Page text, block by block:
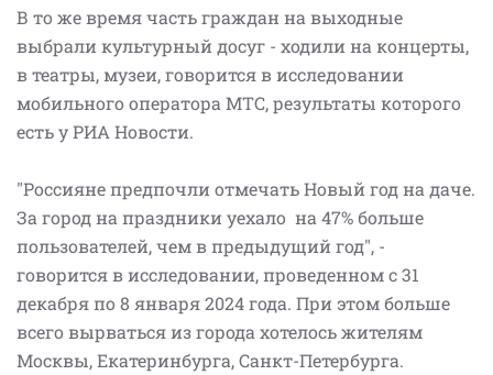
В то же время часть граждан на выходные
выбрали культурный досуг - ходили на концерты,
в театры, музеи, говорится в исследовании
мобильного оператора МТС, результаты которого
есть у РИА Новости.
"Россияне предпочли отмечать Новый год на даче.
За город на праздники уехало на 47% больше
пользователей, чем в предыдущий год", -
говорится в исследовании, проведенном с 31
декабря по 8 января 2024 года. При этом больше
всего вырваться из города хотелось жителям
Москвы, Екатеринбурга, Санкт-Петербурга.